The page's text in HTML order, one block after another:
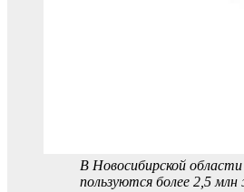
В Новосибирской
пользуются более 2,5